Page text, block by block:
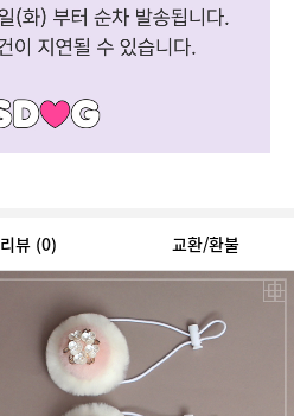
리뷰 (0) 교환/환불